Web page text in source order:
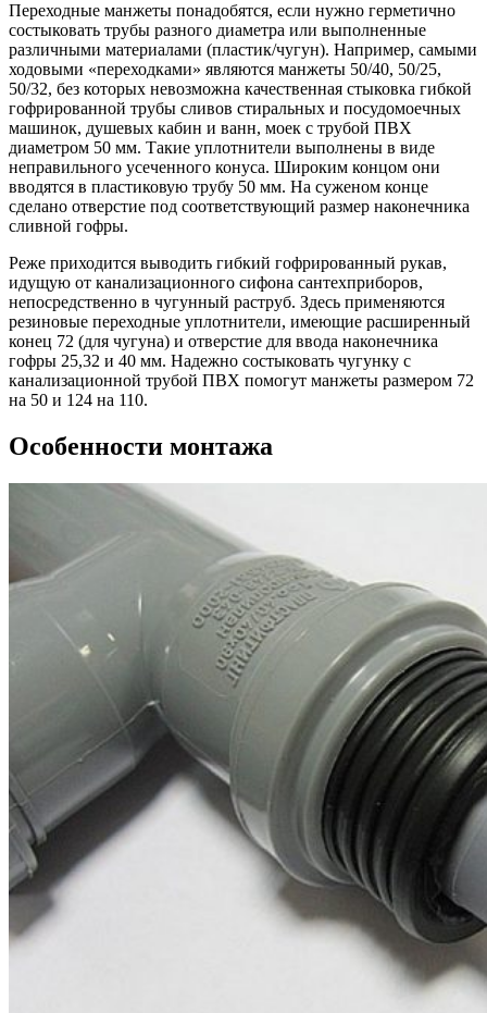
Переходные манжеты понадобятся, если нужно герметично
состыковать трубы разного диаметра или выполненные
различными материалами (пластик/чугун). Например, самыми
ходовыми «переходками» являются манжеты 50/40, 50/25,
50/32, без которых невозможна качественная стыковка гибкой
гофрированной трубы сливов стиральных и посудомоечных
машинок, душевых кабин и ванн, моек с трубой ПВХ
диаметром 50 мм. Такие уплотнители выполнены в виде
неправильного усеченного конуса. Широким концом они
вводятся в пластиковую трубу 50 мм. На суженом конце
сделано отверстие под соответствующий размер наконечника
сливной гофры.
Реже приходится выводить гибкий гофрированный рукав,
идущую от канализационного сифона сантехприборов,
непосредственно в чугунный раструб. Здесь применяются
резиновые переходные уплотнители, имеющие расширенный
конец 72 (для чугуна) и отверстие для ввода наконечника
гофры 25,32 и 40 мм. Надежно состыковать чугунку с
канализационной трубой ПВХ помогут манжеты размером 72
на 50 и 124 на 110.
Особенности монтажа